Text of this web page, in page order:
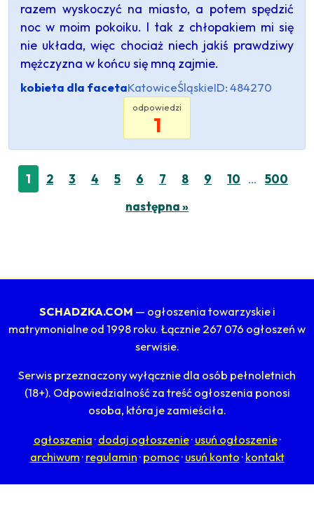
razem wyskoczyć na miasto, a potem spędzić
noc w moim pokoiku. I tak z chłopakiem mi się
nie układa, więc chociaż niech jakiś prawdziwy
mężczyzna w końcu się mną zajmie.
kobieta dla facetaKatowiceŚląskieID: 484270
odpowiedzi
1
1 2 3 4 5 6 7 8 9 10 …
500
następna »
SCHADZKA.COM — ogłoszenia towarzyskie i
matrymonialne od 1998 roku. Łącznie 267 076 ogłoszeń w
serwisie.
Serwis przeznaczony wyłącznie dla osób pełnoletnich
(18+). Odpowiedzialność za treść ogłoszenia ponosi
osoba, która je zamieściła.
ogłoszenia · dodaj ogłoszenie· usuń ogłoszenie·
archiwum · regulamin · pomoc· usuń konto · kontakt